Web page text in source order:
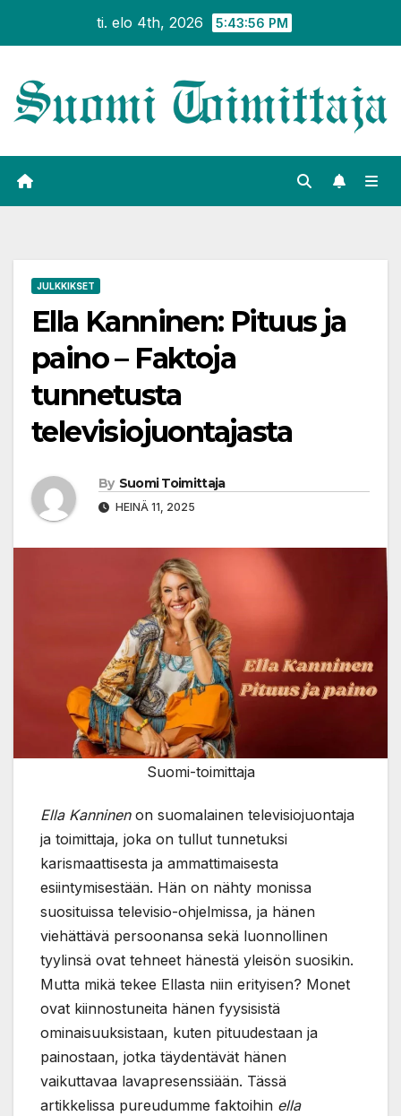
ti. elo 4th, 2026 5:43:56 PM
JULKKIKSET
Ella Kanninen: Pituus ja
paino – Faktoja
tunnetusta
televisiojuontajasta
By Suomi Toimittaja
HEINÄ 11, 2025
Suomi-toimittaja
Ella Kanninenon suomalainen televisiojuontaja
ja toimittaja, joka on tullut tunnetuksi
karismaattisesta ja ammattimaisesta
esiintymisestään. Hän on nähty monissa
suosituissa televisio-ohjelmissa, ja hänen
viehättävä persoonansa sekä luonnollinen
tyylinsä ovat tehneet hänestä yleisön suosikin.
Mutta mikä tekee Ellasta niin erityisen? Monet
ovat kiinnostuneita hänen fyysisistä
ominaisuuksistaan, kuten pituudestaan ja
painostaan, jotka täydentävät hänen
vaikuttavaa lavapresenssiään. Tässä
artikkelissa pureudumme faktoihin ella